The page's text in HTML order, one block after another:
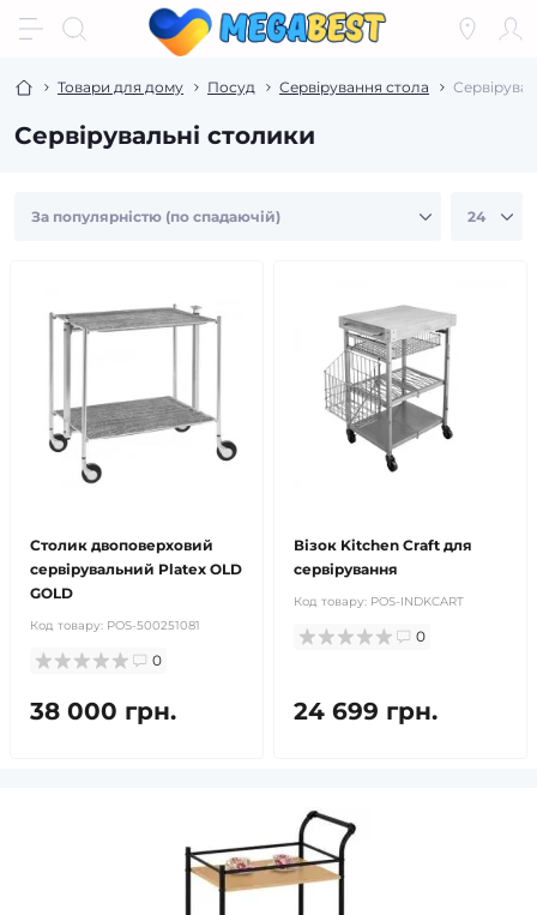
Товари для дому Посуд Сервірування стола
Сервірувальні столики
Столик двоповерховий
сервірувальний Platex OLD
GOLD
Код товару: POS-500251081
0
38 000 грн.
Візок Kitchen Craft для
сервірування
Код товару: POS-INDKCART
0
24 699 грн.